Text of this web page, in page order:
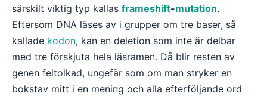
särskilt viktig typ kallas frameshift-mutation.
Eftersom DNA läses av i grupper om tre baser, så
kallade kodon, kan en deletion som inte är delbar
med tre förskjuta hela läsramen. Då blir resten av
genen feltolkad, ungefär som om man stryker en
bokstav mitt i en mening och alla efterföljande ord